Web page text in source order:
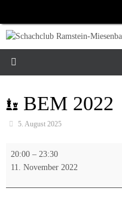
springen
BEM 2022
5. August 2025
BEM
2022
20:00 – 23:30
11. November 2022